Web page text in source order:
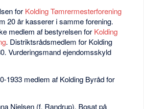
for Kolding Tømrermesterforening
20 år kasserer i samme forening.
medlem af bestyrelsen for Kolding
. Distriktsrådsmedlem for Kolding
Vurderingsmand ejendomsskyld
1933 medlem af Kolding Byråd for
Nielsen (f. Randrup). Bosat på